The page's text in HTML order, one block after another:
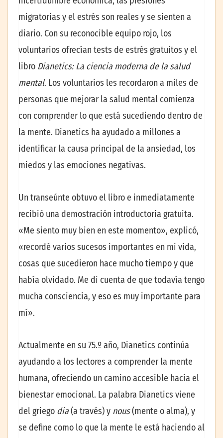
migratorias y el estrés son reales y se sienten a
diario. Con su reconocible equipo rojo, los
voluntarios ofrecían tests de estrés gratuitos y el
libro Dianetics: La ciencia moderna de la salud
mental. Los voluntarios les recordaron a miles de
personas que mejorar la salud mental comienza
con comprender lo que está sucediendo dentro de
la mente. Dianetics ha ayudado a millones a
identificar la causa principal de la ansiedad, los
miedos y las emociones negativas.
Un transeúnte obtuvo el libro e inmediatamente
recibió una demostración introductoria gratuita.
«Me siento muy bien en este momento», explicó,
«recordé varios sucesos importantes en mi vida,
cosas que sucedieron hace mucho tiempo y que
había olvidado. Me di cuenta de que todavía tengo
mucha consciencia, y eso es muy importante para
mí».
Actualmente en su 75.º año, Dianetics continúa
ayudando a los lectores a comprender la mente
humana, ofreciendo un camino accesible hacia el
bienestar emocional. La palabra Dianetics viene
del griego dia(a través) y nous(mente o alma), y
se define como lo que la mente le está haciendo al